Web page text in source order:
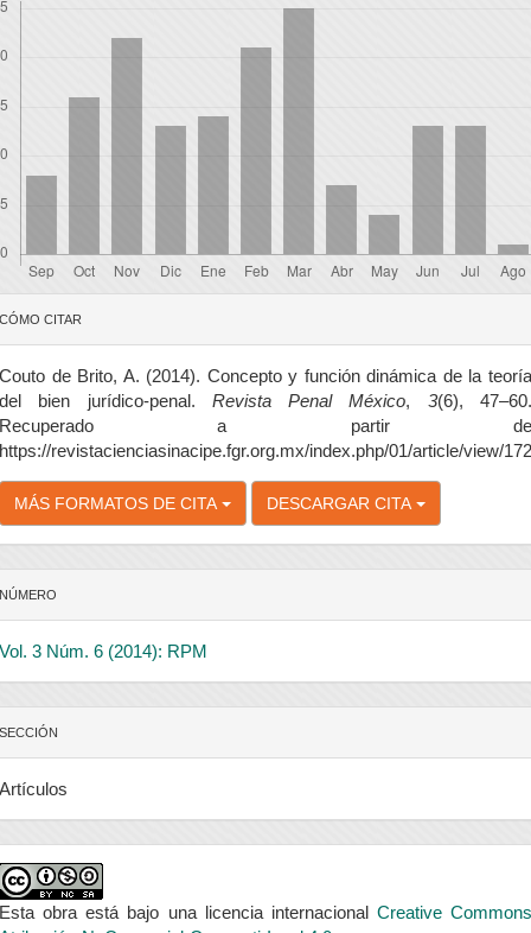
CÓMO CITAR
Couto de Brito, A. (2014). Concepto y función dinámica de la teoría
del bien jurídico-penal. Revista Penal México, 3(6),
Recuperado a partir de
https://revistacienciasinacipe.fgr.org.mx/index.php/01/article/view/172
MÁS FORMATOS DE CITA DESCARGAR CITA
NÚMERO
Vol. 3 Núm. 6 (2014): RPM
SECCIÓN
Artículos
Esta obra está bajo una licencia internacional Creative Commons